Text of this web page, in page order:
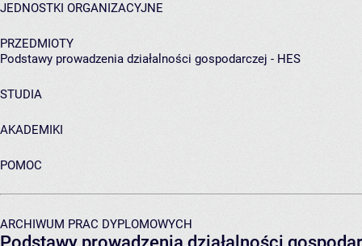
JEDNOSTKI ORGANIZACYJNE
PRZEDMIOTY
Podstawy prowadzenia działalności gospodarczej - HES
STUDIA
AKADEMIKI
POMOC
ARCHIWUM PRAC DYPLOMOWYCH